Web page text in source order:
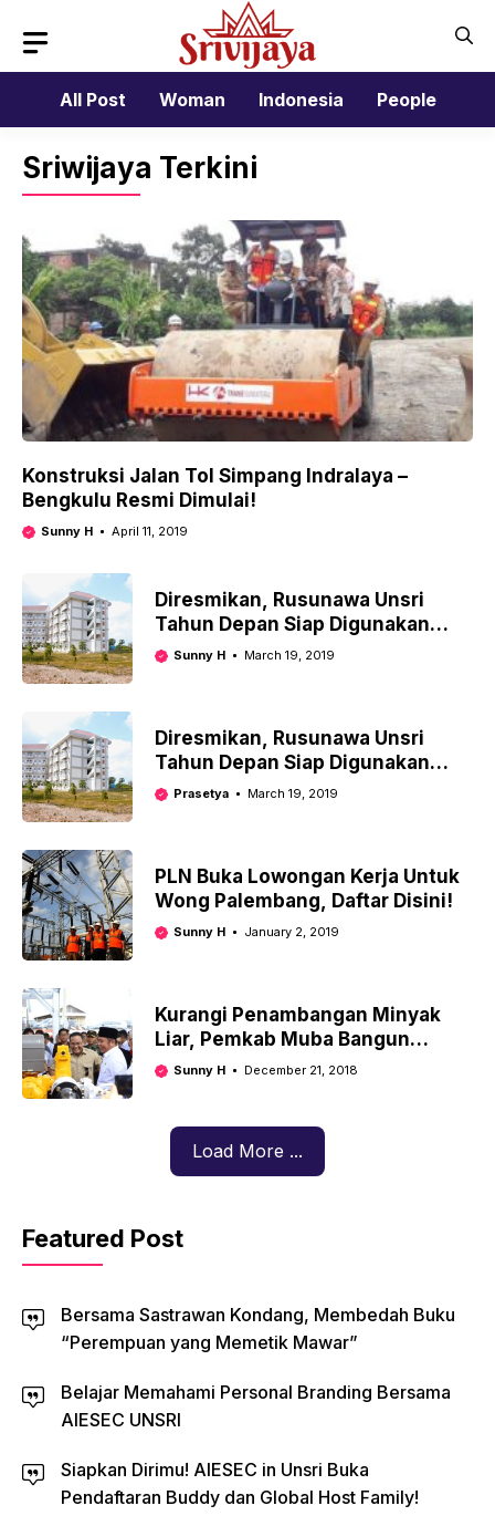
content
All Post
Woman Indonesia People
Sriwijaya Terkini
Konstruksi Jalan Tol Simpang Indralaya –
Bengkulu Resmi Dimulai!
Sunny H April 11, 2019
Diresmikan, Rusunawa Unsri
Tahun Depan Siap Digunakan
Mahasiswa Baru!
Sunny H March 19, 2019
Diresmikan, Rusunawa Unsri
Tahun Depan Siap Digunakan
Mahasiswa Baru!
Prasetya March 19, 2019
PLN Buka Lowongan Kerja Untuk
Wong Palembang, Daftar Disini!
Sunny H January 2, 2019
Kurangi Penambangan Minyak
Liar, Pemkab Muba Bangun
Stasiun Penampung Mintak
Sunny H December 21, 2018
Load More ...
Featured Post
Bersama Sastrawan Kondang, Membedah Buku
“Perempuan yang Memetik Mawar”
Belajar Memahami Personal Branding Bersama
AIESEC UNSRI
Siapkan Dirimu! AIESEC in Unsri Buka
Pendaftaran Buddy dan Global Host Family!